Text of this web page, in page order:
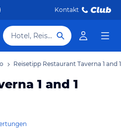
Kontakt
Hotel, Reiseziel
Reisetipp Restaurant Taverna 1 and 1
1 and 1